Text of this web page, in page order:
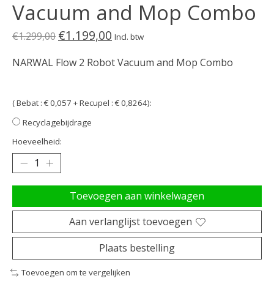
Vacuum and Mop Combo
€1.299,00 €1.199,00 Incl. btw
NARWAL Flow 2 Robot Vacuum and Mop Combo
( Bebat : € 0,057 + Recupel : € 0,8264):
Recyclagebijdrage
Hoeveelheid:
Toevoegen aan winkelwagen
Aan verlanglijst toevoegen
Plaats bestelling
Toevoegen om te vergelijken